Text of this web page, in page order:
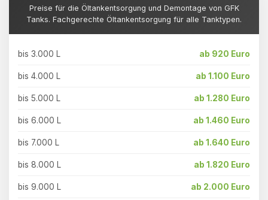
Preise für die Öltankentsorgung und Demontage von GFK
Tanks. Fachgerechte Öltankentsorgung für alle Tanktypen.
bis 3.000 L ab 920 Euro
bis 4.000 L ab 1.100 Euro
bis 5.000 L ab 1.280 Euro
bis 6.000 L ab 1.460 Euro
bis 7.000 L ab 1.640 Euro
bis 8.000 L ab 1.820 Euro
bis 9.000 L ab 2.000 Euro